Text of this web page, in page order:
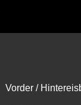
Vorder /